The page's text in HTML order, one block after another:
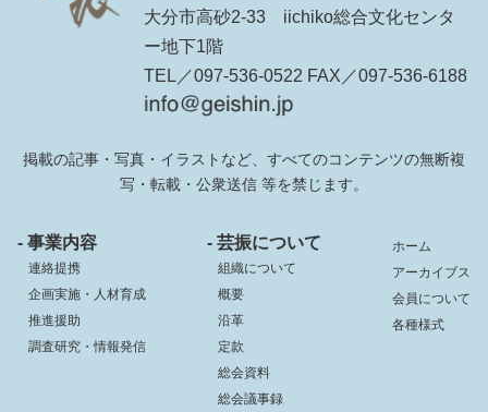
大分市高砂2-33 iichiko総合文化センタ
ー地下1階
TEL／097-536-0522 FAX／097-536-6188
掲載の記事・写真・イラストなど、すべてのコンテンツの無断複
写・転載・公衆送信 等を禁じます。
- 事業内容
連絡提携
企画実施・人材育成
推進援助
調査研究・情報発信
- 芸振について
組織について
概要
沿革
定款
総会資料
総会議事録
ホーム
アーカイブス
会員について
各種様式